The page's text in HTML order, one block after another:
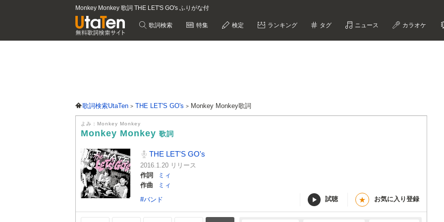
Monkey Monkey 歌詞 THE LET'S GO's ふりがな付
歌詞検索 特集 検定 ランキング タグ ニュース カラオケ
歌詞検索UtaTen THE LET'S GO's Monkey Monkey歌詞
よみ：Monkey Monkey
Monkey Monkey 歌詞
THE LET'S GO's
2016.1.20 リリース
作詞
ミィ
作曲
ミィ
#バンド
試聴 ★ お気に入り登録